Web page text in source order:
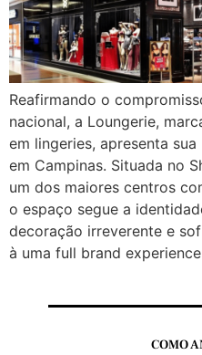
Reafirmando o
nacional, a Loungerie,
em lingeries, apresenta
em Campinas. Situada no
um dos maiores centros
o espaço segue a
decoração irreverente e
à uma full brand
COMO